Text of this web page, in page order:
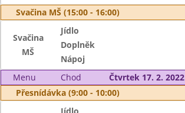
Svačina MŠ (15:00 - 16:00)
Svačina
MŠ
Jídlo
Doplněk
Nápoj
Menu
Chod
Čtvrtek 17. 2. 2022
Přesnídávka (9:00 - 10:00)